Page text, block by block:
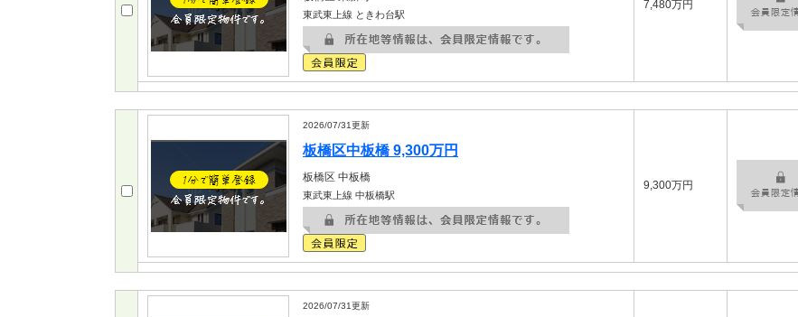
東武東上線 ときわ台駅
7,480万円
2026/07/31更新
板橋区中板橋 9,300万円
板橋区 中板橋
東武東上線 中板橋駅
9,300万円
2026/07/31更新